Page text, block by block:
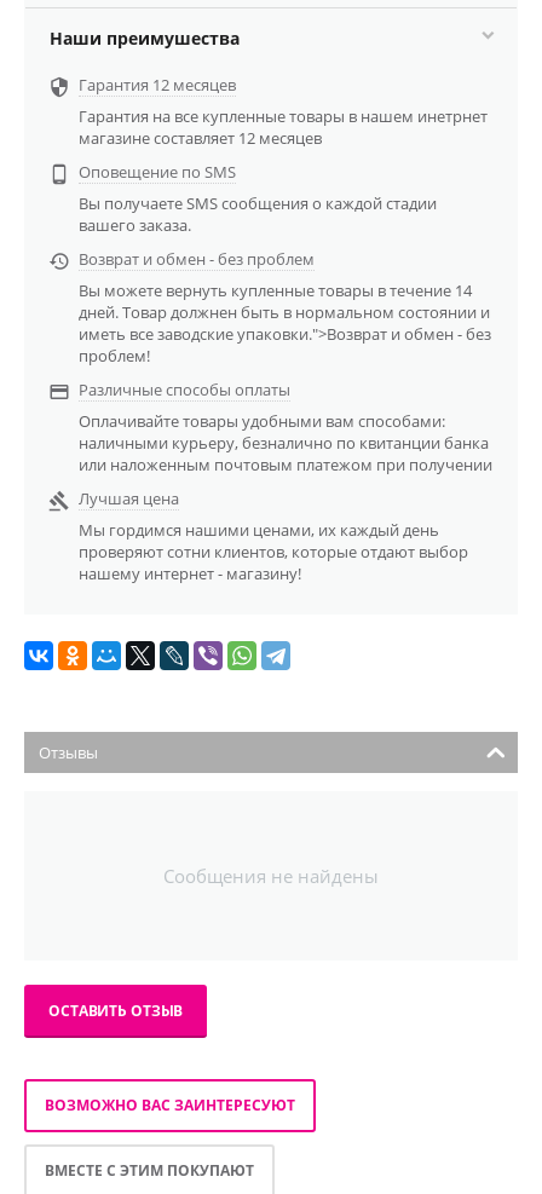
Наши преимушества
 Гарантия 12 месяцев
Гарантия на все купленные товары в нашем инетрнет
магазине составляет 12 месяцев

Оповещение по SMS
Вы получаете SMS сообщения о каждой стадии
вашего заказа.
 Возврат и обмен - без проблем
Вы можете вернуть купленные товары в течение 14
дней. Товар должнен быть в нормальном состоянии и
иметь все заводские упаковки.">Возврат и обмен - без
проблем!
 Различные способы оплаты
Оплачивайте товары удобными вам способами:
наличными курьеру, безналично по квитанции банка
или наложенным почтовым платежом при получении
 Лучшая цена
Мы гордимся нашими ценами, их каждый день
проверяют сотни клиентов, которые отдают выбор
нашему интернет - магазину!
Отзывы
Сообщения не найдены
ОСТАВИТЬ ОТЗЫВ
ВОЗМОЖНО ВАС ЗАИНТЕРЕСУЮТ
ВМЕСТЕ С ЭТИМ ПОКУПАЮТ